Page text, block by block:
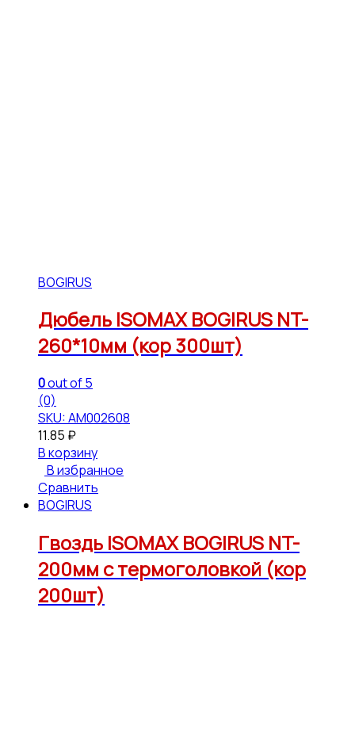
BOGIRUS
Дюбель ISOMAX BOGIRUS NT-
260*10мм (кор 300шт)
0out of 5
(0)
SKU: АМ002608
11.85 ₽
В корзину
В избранное
Сравнить
BOGIRUS
Гвоздь ISOMAX BOGIRUS NT-
200мм с термоголовкой (кор
200шт)